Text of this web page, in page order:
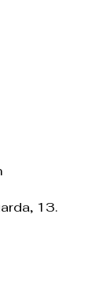
13.